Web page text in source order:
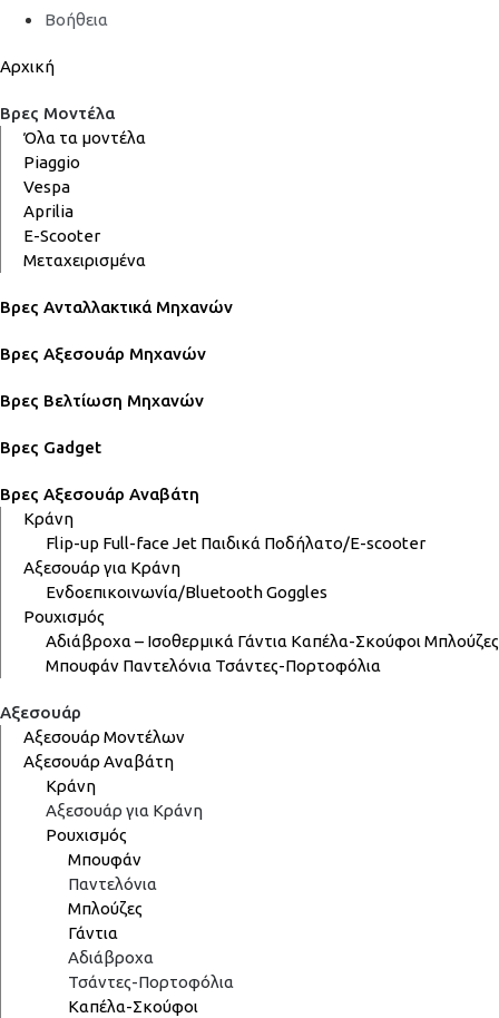
Βοήθεια
Αρχική
Βρες Μοντέλα
Όλα τα μοντέλα
Piaggio
Vespa
Aprilia
E-Scooter
Μεταχειρισμένα
Βρες Ανταλλακτικά Μηχανών
Βρες Αξεσουάρ Μηχανών
Βρες Βελτίωση Μηχανών
Βρες Gadget
Βρες Αξεσουάρ Αναβάτη
Κράνη
Flip-up Full-faceJet Παιδικά Ποδήλατο/E-scooter
Αξεσουάρ για Κράνη
Ενδοεπικοινωνία/BluetoothGoggles
Ρουχισμός
Αδιάβροχα – Ισοθερμικά Γάντια Καπέλα-Σκούφοι Μπλούζες
Μπουφάν Παντελόνια Τσάντες-Πορτοφόλια
Αξεσουάρ
Αξεσουάρ Μοντέλων
Αξεσουάρ Αναβάτη
Κράνη
Αξεσουάρ για Κράνη
Ρουχισμός
Μπουφάν
Παντελόνια
Μπλούζες
Γάντια
Αδιάβροχα
Τσάντες-Πορτοφόλια
Καπέλα-Σκούφοι